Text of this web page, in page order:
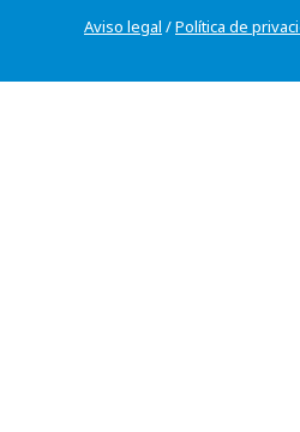
Aviso legal /Política de